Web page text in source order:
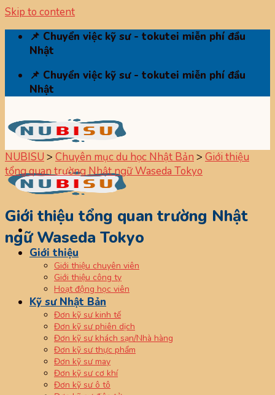
Skip to content
📌 Chuyển việc kỹ sư - tokutei miễn phí đầu
Nhật
📌 Chuyển việc kỹ sư - tokutei miễn phí đầu
Nhật
Giới thiệu
Giới thiệu chuyên viên
Giới thiệu công ty
Hoạt động học viên
Kỹ sư Nhật Bản
Đơn kỹ sư kinh tế
Đơn kỹ sư phiên dịch
Đơn kỹ sư khách sạn/Nhà hàng
Đơn kỹ sư thực phẩm
Đơn kỹ sư may
Đơn kỹ sư cơ khí
Đơn kỹ sư ô tô
NUBISU > Chuyên mục du học Nhật Bản > Giới thiệu
tổng quan trường Nhật ngữ Waseda Tokyo
Giới thiệu tổng quan trường Nhật
ngữ Waseda Tokyo